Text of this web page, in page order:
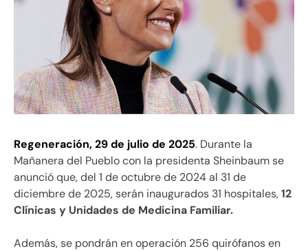
Regeneración, 29 de julio de 2025. Durante la
Mañanera del Pueblo con la presidenta Sheinbaum se
anunció que, del 1 de octubre de 2024 al 31 de
diciembre de 2025, serán inaugurados 31 hospitales,12
Clínicas y Unidades de Medicina Familiar.
Además, se pondrán en operación 256 quirófanos en